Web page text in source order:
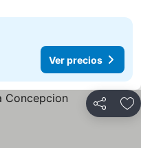
Ver precios
Compartir